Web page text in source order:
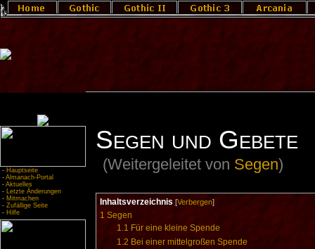
- Hauptseite
- Almanach-Portal
- Aktuelles
- Letzte Änderungen
- Mitmachen
- Zufällige Seite
- Hilfe
Segen und Gebete
(Weitergeleitet von Segen)
Inhaltsverzeichnis [Verbergen]
1 Segen
1.1 Für eine kleine Spende
1.2 Bei einer mittelgroßen Spende